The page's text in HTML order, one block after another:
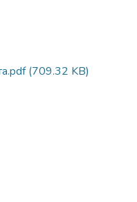
(709.32 KB)